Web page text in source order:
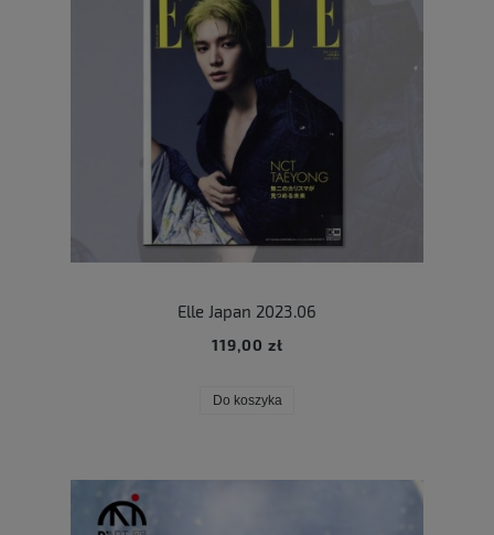
Elle Japan 2023.06
119,00 zł
Do koszyka